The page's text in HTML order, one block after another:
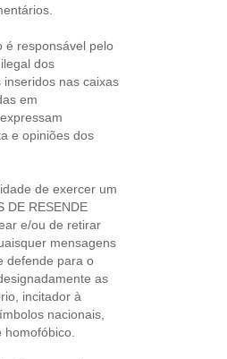
é responsável pelo
dos
nas caixas
em
e opiniões dos
de exercer um
DE RESENDE
e/ou de retirar
mensagens
defende para o
as
incitador à
nacionais,